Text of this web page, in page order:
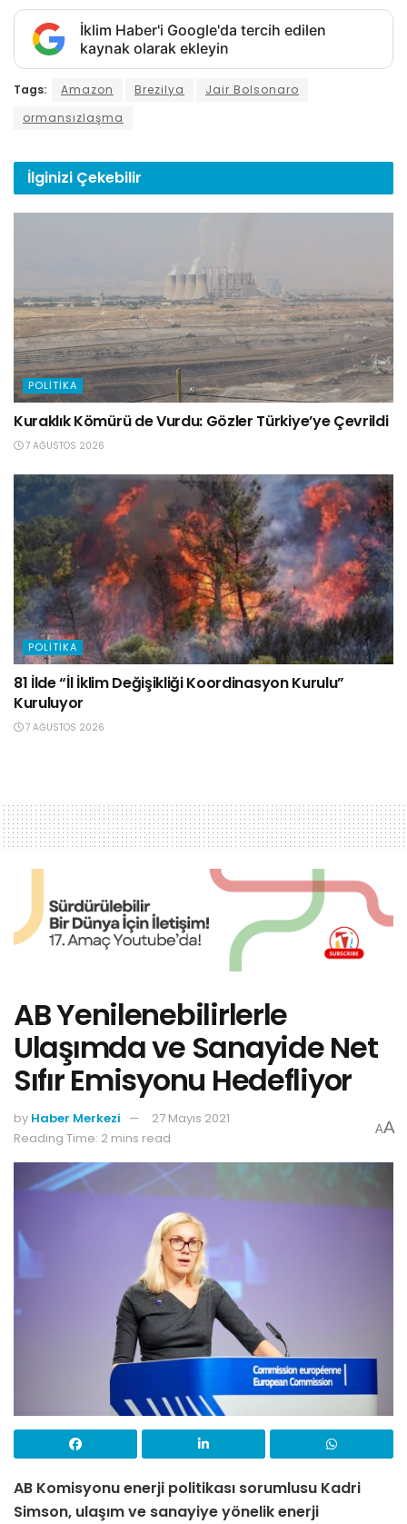
İklim Haber'i Google'da tercih edilen
kaynak olarak ekleyin
Tags: Amazon Brezilya
Jair Bolsonaro
ormansızlaşma
İlginizi Çekebilir
POLITIKA
Kuraklık Kömürü de Vurdu: Gözler Türkiye’ye Çevrildi
7 AĞUSTOS 2026
POLITIKA
81 İlde “İl İklim Değişikliği Koordinasyon Kurulu”
Kuruluyor
7 AĞUSTOS 2026
AB Yenilenebilirlerle
Ulaşımda ve Sanayide Net
Sıfır Emisyonu Hedefliyor
by Haber Merkezi
27 Mayıs 2021
Reading Time: 2 mins read
AA
AB Komisyonu enerji politikası sorumlusu Kadri
Simson, ulaşım ve sanayiye yönelik enerji